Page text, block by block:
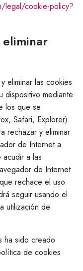
legal/cookie-policy?
eliminar las cookies
mediante
los que se
Safari, Explorer).
rechazar y eliminar
de Internet a
a las
de Internet
rechace el uso
seguir usando el
utilización de
ha sido creado
de cookies